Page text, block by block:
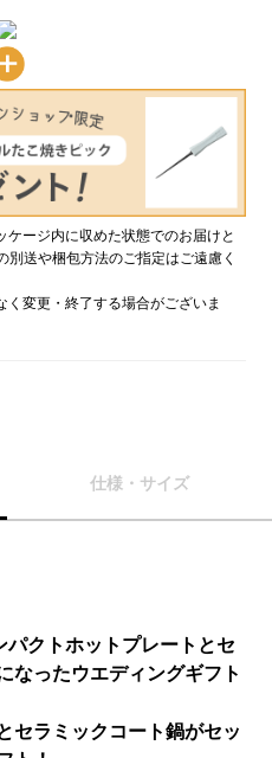
ージ内に収めた状態でのお届けと
送や梱包方法のご指定はご遠慮く
変更・終了する場合がございま
仕様・サイズ
パクトホットプレートとセ
なったウエディングギフト
セラミックコート鍋がセッ